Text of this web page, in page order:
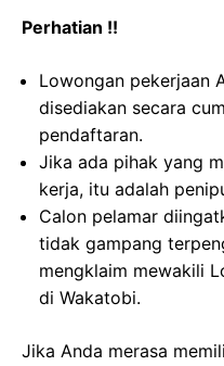
Perhatian !!
Lowongan pekerjaan
disediakan secara
pendaftaran.
Jika ada pihak yang
kerja, itu adalah
Calon pelamar
tidak gampang
mengklaim mewakili
di Wakatobi.
Jika Anda merasa